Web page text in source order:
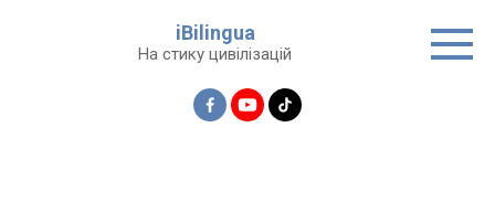
iBilingua
На стику цивілізацій